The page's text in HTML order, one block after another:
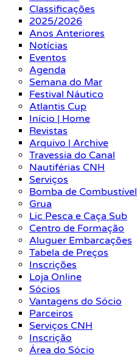
Classificações
2025/2026
Anos Anteriores
Notícias
Eventos
Agenda
Semana do Mar
Festival Náutico
Atlantis Cup
Início | Home
Revistas
Arquivo | Archive
Travessia do Canal
Nautiférias CNH
Serviços
Bomba de Combustível
Grua
Lic Pesca e Caça Sub
Centro de Formação
Aluguer Embarcações
Tabela de Preços
Inscrições
Loja Online
Sócios
Vantagens do Sócio
Parceiros
Serviços CNH
Inscrição
Área do Sócio